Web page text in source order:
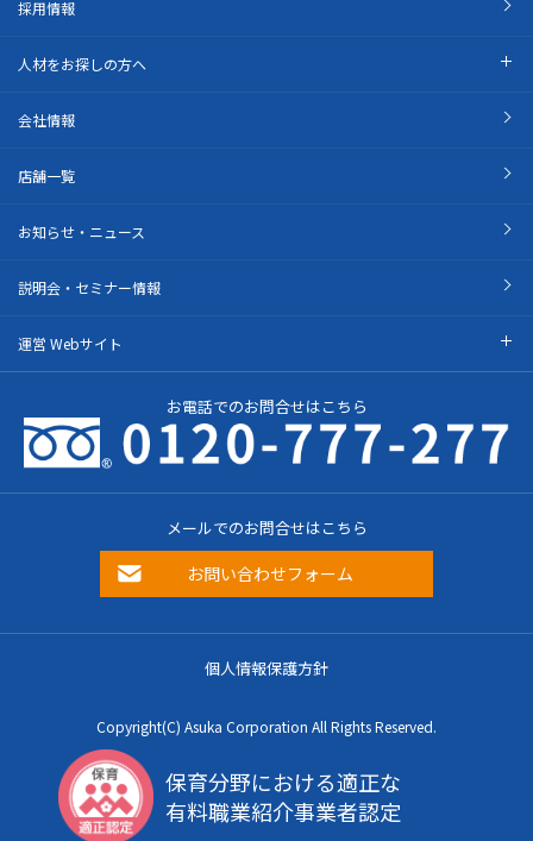
採用情報
人材をお探しの方へ
会社情報
店舗一覧
お知らせ・ニュース
説明会・セミナー情報
運営 Webサイト
お電話でのお問合せはこちら
メールでのお問合せはこちら
お問い合わせフォーム
個人情報保護方針
Copyright(C) Asuka Corporation All Rights Reserved.
保育分野における適正な
有料職業紹介事業者認定